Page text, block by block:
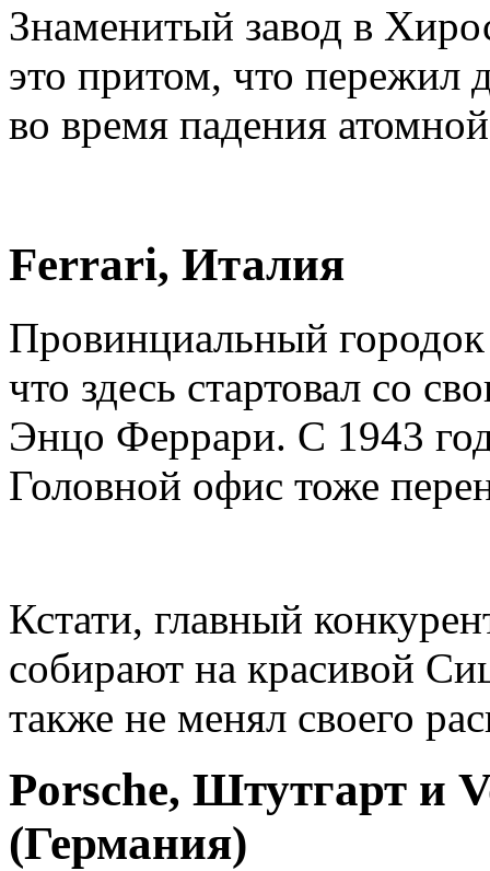
Знаменитый завод в
это притом, что пережил
во время падения
Ferrari, Италия
Провинциальный
что здесь стартовал со
Энцо Феррари. С 1943
Головной офис тоже
Кстати, главный
собирают на красивой
также не менял своего
Porsche, Штутгарт и
(Германия)